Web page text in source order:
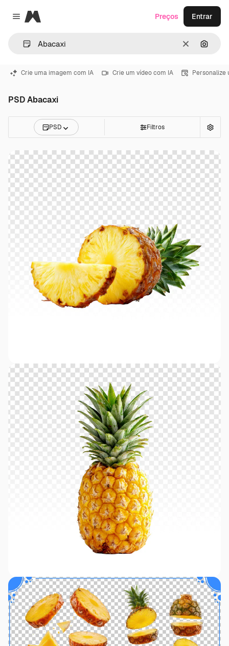
Close menu
Magnific
Limpar
Preços Entrar
Crie uma imagem com IA Crie um vídeo com IA Personalize
PSD Abacaxi
PSD Filtros